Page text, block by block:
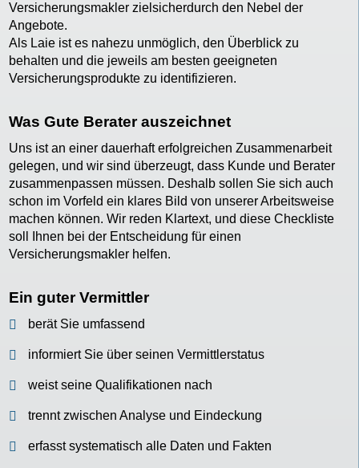
Versicherungsmakler zielsicherdurch den Nebel der
Angebote.
Als Laie ist es nahezu unmöglich, den Überblick zu
behalten und die jeweils am besten geeigneten
Versicherungsprodukte zu identifizieren.
Was Gute Berater auszeichnet
Uns ist an einer dauerhaft erfolgreichen Zusammenarbeit
gelegen, und wir sind überzeugt, dass Kunde und Berater
zusammenpassen müssen. Deshalb sollen Sie sich auch
schon im Vorfeld ein klares Bild von unserer Arbeitsweise
machen können. Wir reden Klartext, und diese Checkliste
soll Ihnen bei der Entscheidung für einen
Versicherungsmakler helfen.
Ein guter Vermittler
berät Sie umfassend
informiert Sie über seinen Vermittlerstatus
weist seine Qualifikationen nach
trennt zwischen Analyse und Eindeckung
erfasst systematisch alle Daten und Fakten